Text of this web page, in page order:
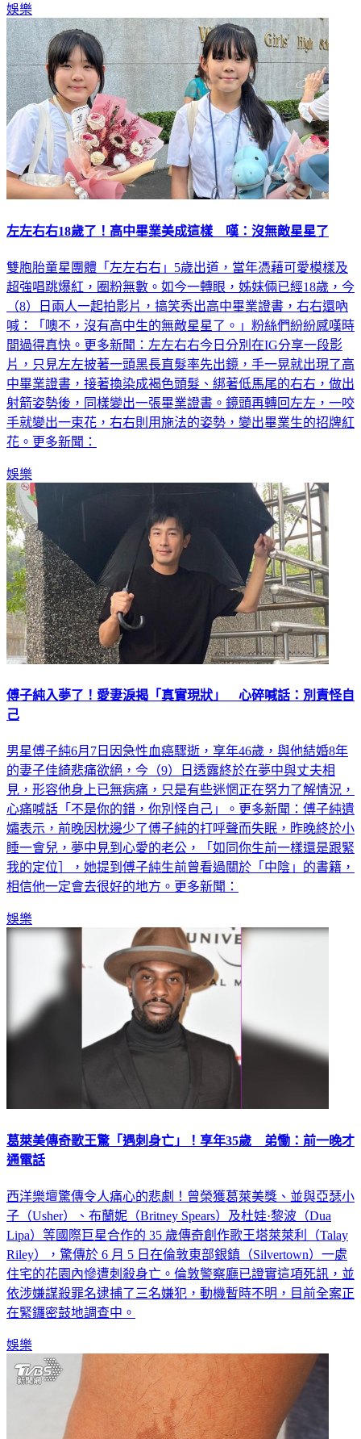
娛樂
左左右右18歲了！高中畢業美成這樣 嘆：沒無敵星星了
雙胞胎童星團體「左左右右」5歲出道，當年憑藉可愛模樣及
超強唱跳爆紅，圈粉無數。如今一轉眼，姊妹倆已經18歲，今
（8）日兩人一起拍影片，搞笑秀出高中畢業證書，右右還吶
喊：「噢不，沒有高中生的無敵星星了。」粉絲們紛紛感嘆時
間過得真快。更多新聞：左左右右今日分別在IG分享一段影
片，只見左左披著一頭黑長直髮率先出鏡，手一晃就出現了高
中畢業證書，接著換染成褐色頭髮、綁著低馬尾的右右，做出
射箭姿勢後，同樣變出一張畢業證書。鏡頭再轉回左左，一咬
手就變出一束花，右右則用施法的姿勢，變出畢業生的招牌紅
花。更多新聞：
娛樂
傅子純入夢了！愛妻淚揭「真實現狀」 心碎喊話：別責怪自
己
男星傅子純6月7日因急性血癌驟逝，享年46歲，與他結婚8年
的妻子佳綺悲痛欲絕，今（9）日透露終於在夢中與丈夫相
見，形容他身上已無病痛，只是有些迷惘正在努力了解情況，
心痛喊話「不是你的錯，你別怪自己」。更多新聞：傅子純遺
孀表示，前晚因枕邊少了傅子純的打呼聲而失眠，昨晚終於小
睡一會兒，夢中見到心愛的老公，「如同你生前一樣還是跟緊
我的定位］，她提到傅子純生前曾看過關於「中陰」的書籍，
相信他一定會去很好的地方。更多新聞：
娛樂
葛萊美傳奇歌王驚「遇刺身亡」！享年35歲 弟慟：前一晚才
通電話
西洋樂壇驚傳令人痛心的悲劇！曾榮獲葛萊美獎、並與亞瑟小
子（Usher）、布蘭妮（Britney Spears）及杜娃·黎波（Dua
Lipa）等國際巨星合作的 35 歲傳奇創作歌王塔萊萊利（Talay
Riley），驚傳於 6 月 5 日在倫敦東部銀鎮（Silvertown）一處
住宅的花園內慘遭刺殺身亡。倫敦警察廳已證實這項死訊，並
依涉嫌謀殺罪名逮捕了三名嫌犯，動機暫時不明，目前全案正
在緊鑼密鼓地調查中。
娛樂